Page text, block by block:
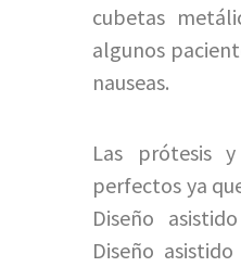
cubetas
algunos
nauseas.
Las prótesis
perfectos ya
Diseño
Diseño